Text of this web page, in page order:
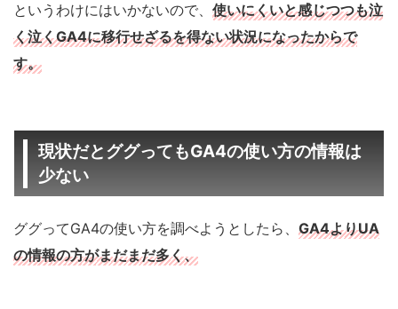
というわけにはいかないので、 使いにくいと感じつつも泣
く泣くGA4に移行せざるを得ない状況になったからで
す。
現状だとググってもGA4の使い方の情報は
少ない
ググってGA4の使い方を調べようとしたら、 GA4よりUA
の情報の方がまだまだ多く、